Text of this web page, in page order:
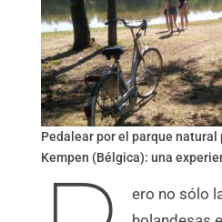
Pedalear por el parque natural
Kempen (Bélgica): una
ero no sólo